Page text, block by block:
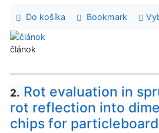
Do košíka Bookmark
článok
2. Rot evaluation in
rot reflection into
chips for